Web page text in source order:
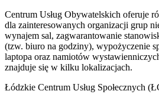
Centrum Usług Obywatelskich oferuje
dla zainteresowanych organizacji grup
wynajem sal, zagwarantowanie
(tzw. biuro na godziny), wypożyczenie
laptopa oraz namiotów
znajduje się w kilku lokalizacjach.
Łódzkie Centrum Usług Społecznych